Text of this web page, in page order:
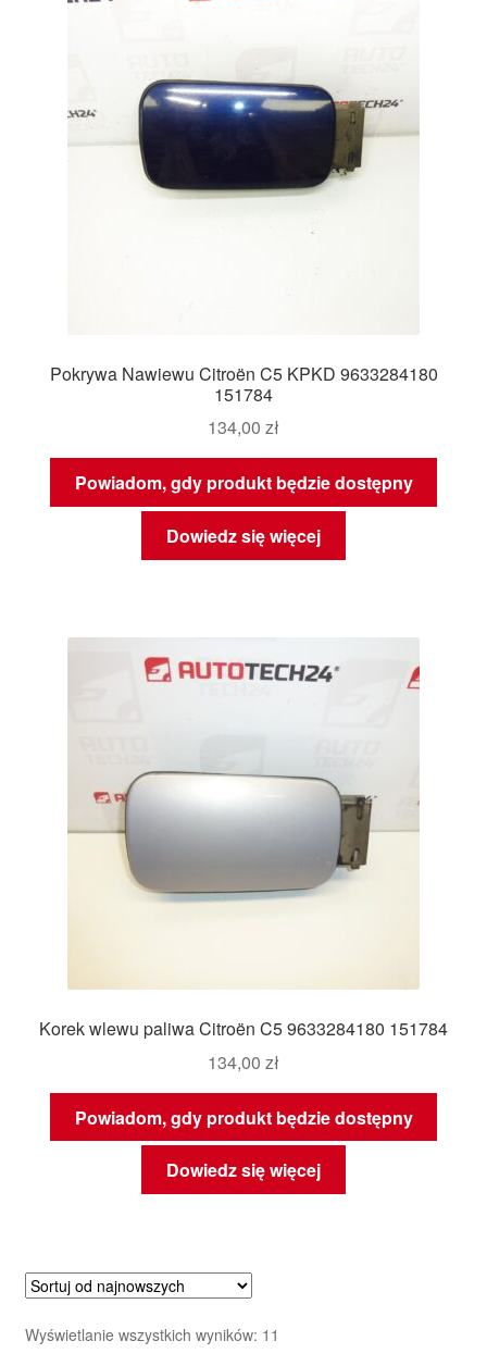
Pokrywa Nawiewu Citroën C5 KPKD 9633284180
151784
134,00 zł
Powiadom, gdy produkt będzie dostępny
Dowiedz się więcej
Korek wlewu paliwa Citroën C5 9633284180 151784
134,00 zł
Powiadom, gdy produkt będzie dostępny
Dowiedz się więcej
Wyświetlanie wszystkich wyników: 11